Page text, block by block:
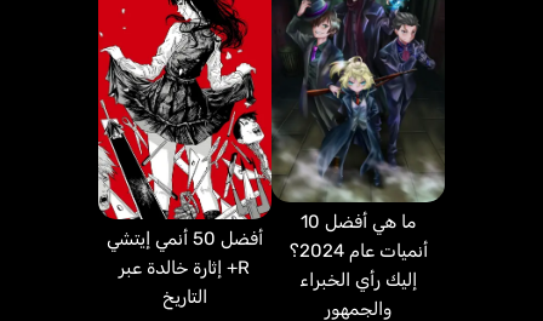
ما هي أفضل 10
أنميات عام 2024؟
إليك رأي الخبراء
والجمهور
أفضل 50 أنمي إيتشي
R+ إثارة خالدة عبر
التاريخ